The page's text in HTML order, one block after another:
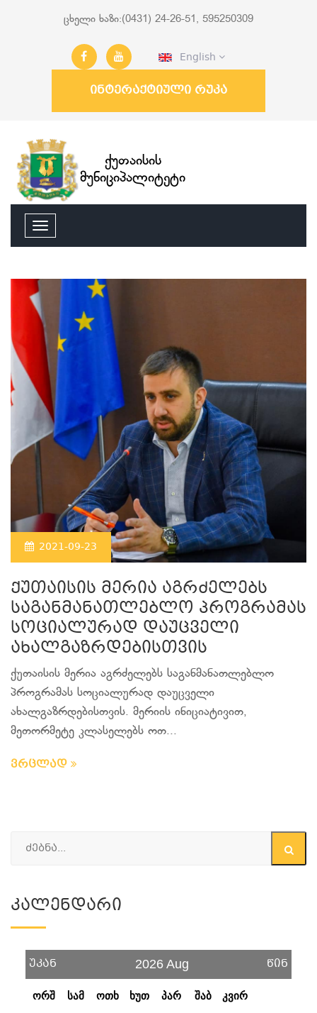
ცხელი ხაზი:(0431) 24-26-51, 595250309
English
ინტერაქტიული რუკა
ქუთაისის
მუნიციპალიტეტი
2021-09-23
ქუთაისის მერია აგრძელებს
საგანმანათლებლო პროგრამას
სოციალურად დაუცველი
ახალგაზრდებისთვის
ქუთაისის მერია აგრძელებს საგანმანათლებლო
პროგრამას სოციალურად დაუცველი
ახალგაზრდებისთვის. მერიის ინიციატივით,
მეთორმეტე კლასელებს ოთ...
ვრცლად
Კალენდარი
უკან 2026 Aug წინ
ორშ სამ ოთხ ხუთ პარ შაბ კვირ